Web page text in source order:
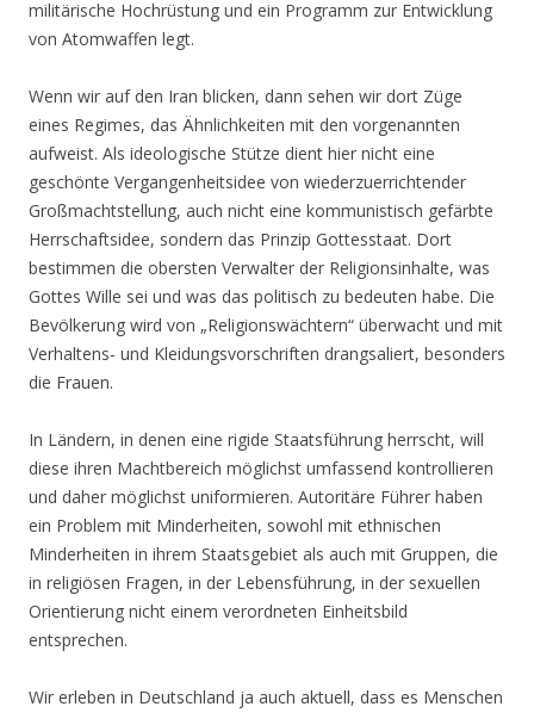
militärische Hochrüstung und ein Programm zur Entwicklung
von Atomwaffen legt.
Wenn wir auf den Iran blicken, dann sehen wir dort Züge
eines Regimes, das Ähnlichkeiten mit den vorgenannten
aufweist. Als ideologische Stütze dient hier nicht eine
geschönte Vergangenheitsidee von wiederzuerrichtender
Großmachtstellung, auch nicht eine kommunistisch gefärbte
Herrschaftsidee, sondern das Prinzip Gottesstaat. Dort
bestimmen die obersten Verwalter der Religionsinhalte, was
Gottes Wille sei und was das politisch zu bedeuten habe. Die
Bevölkerung wird von „Religionswächtern“ überwacht und mit
Verhaltens- und Kleidungsvorschriften drangsaliert, besonders
die Frauen.
In Ländern, in denen eine rigide Staatsführung herrscht, will
diese ihren Machtbereich möglichst umfassend kontrollieren
und daher möglichst uniformieren. Autoritäre Führer haben
ein Problem mit Minderheiten, sowohl mit ethnischen
Minderheiten in ihrem Staatsgebiet als auch mit Gruppen, die
in religiösen Fragen, in der Lebensführung, in der sexuellen
Orientierung nicht einem verordneten Einheitsbild
entsprechen.
Wir erleben in Deutschland ja auch aktuell, dass es Menschen